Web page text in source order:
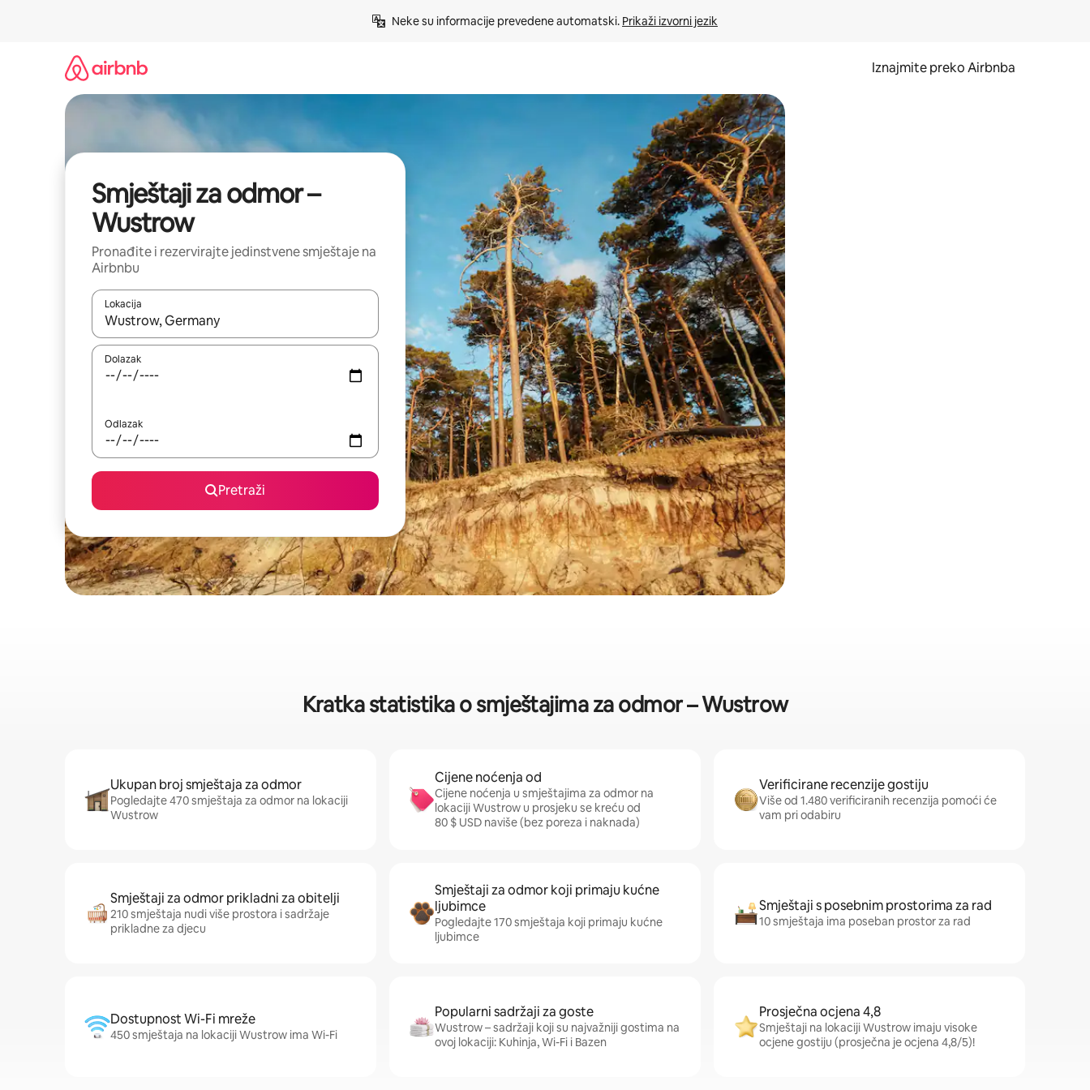
Neke su informacije prevedene automatski. Prikaži izvorni jezik
Iznajmite preko Airbnba
Smještaji za odmor –
Wustrow
Pronađite i rezervirajte jedinstvene smještaje na
Airbnbu
Lokacija
Kada budu dostupni rezultati, moći ćete ih pregledati koristeći se strelicama prema gore i prema dolje, kao i dodirom ili prelaskom prstom po zaslonu.
Dolazak
Odlazak
Pretraži
Kratka statistika o smještajima za odmor – Wustrow
Ukupan broj smještaja za odmor
Pogledajte 470 smještaja za odmor na lokaciji
Wustrow
Cijene noćenja od
Cijene noćenja u smještajima za odmor na
lokaciji Wustrow u prosjeku se kreću od
80 $ USD naviše (bez poreza i naknada)
Verificirane recenzije gostiju
Više od 1.480 verificiranih recenzija pomoći će
vam pri odabiru
Smještaji za odmor prikladni za obitelji
210 smještaja nudi više prostora i sadržaje
prikladne za djecu
Smještaji za odmor koji primaju kućne
ljubimce
Pogledajte 170 smještaja koji primaju kućne
ljubimce
Smještaji s posebnim prostorima za rad
10 smještaja ima poseban prostor za rad
Dostupnost Wi-Fi mreže
450 smještaja na lokaciji Wustrow ima Wi-Fi
Popularni sadržaji za goste
Wustrow – sadržaji koji su najvažniji gostima na
ovoj lokaciji: Kuhinja, Wi-Fi i Bazen
Prosječna ocjena 4,8
Smještaji na lokaciji Wustrow imaju visoke
ocjene gostiju (prosječna je ocjena 4,8/5)!